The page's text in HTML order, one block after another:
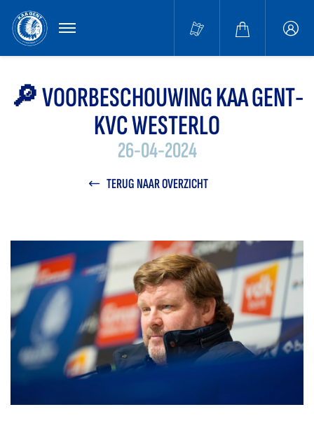
MENU
🔎 VOORBESCHOUWING KAA GENT-
KVC WESTERLO
26-04-2024
TERUG NAAR OVERZICHT